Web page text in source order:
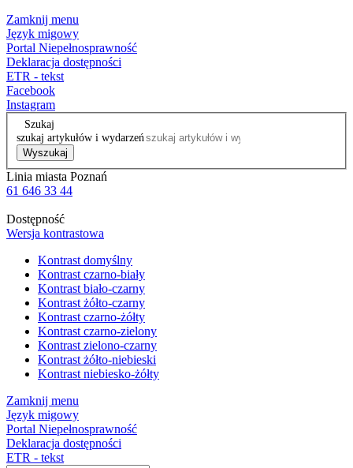
Zamknij menu
Język migowy
Portal Niepełnosprawność
Deklaracja dostępności
ETR - tekst
Facebook
Instagram
Szukaj
szukaj artykułów i wydarzeń
Wyszukaj
Linia miasta Poznań
61 646 33 44
Dostępność
Wersja kontrastowa
Kontrast domyślny
Kontrast czarno-biały
Kontrast biało-czarny
Kontrast żółto-czarny
Kontrast czarno-żółty
Kontrast czarno-zielony
Kontrast zielono-czarny
Kontrast żółto-niebieski
Kontrast niebiesko-żółty
Zamknij menu
Język migowy
Portal Niepełnosprawność
Deklaracja dostępności
ETR - tekst